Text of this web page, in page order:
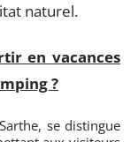
naturel.
en vacances
?
se distingue